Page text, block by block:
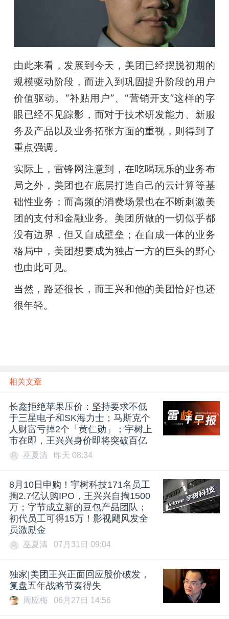
由此来看，发展到今天，美团已经摆脱初期的
规模驱动阶段，而进入到巩固提升阶段的用户
价值驱动。“补贴用户”、“营销开支”这样的字
眼已经不见踪影，而对于技术研发能力、新服
务及产品以及业务拓张方面的重视，则得到了
重点强调。
实际上，雷锋网注意到，在吃喝玩乐的业务布
局之外，美团也在底层打造自己的云计算等基
础性业务；而高频的消费场景也在不断刺激美
团的支付和金融业务。美团所做的一切似乎都
没有边界，但又自成壁垒；在自成一体的业务
格局中，美团想要成为独占一方的巨头的野心
也由此可见。
当然，路还很长，而王兴和他的美团恰好也还
很年轻。
相关文章
长鑫拒绝苹果压价：坚持要求不低
于三星电子和SK海力士；马斯克个
人财富亏掉2个「黄仁勋」；宇树上
市在即，王兴兴身价即将突破百亿
巫夏清 昨天 08:34
8月10日申购！宇树科技171名员工
掏2.7亿认购IPO，王兴兴自掏1500
万；字节成立新的豆包产品团队；
初代员工可得15万！影视飓风发全
员激励金
巫夏清 07月31日 09:04
独家|美团王兴正面回应股价破发，
复盘五年战略节奏得失
周应梅 06月27日 14:56